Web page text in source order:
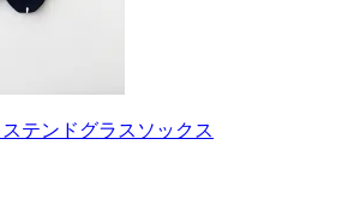
テンドグラスソックス